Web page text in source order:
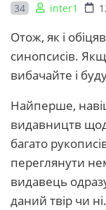
34 inter1
Отож, як і
синопсисів.
вибачайте і
Найперше,
видавництв
багато
переглянути
видавець
даний твір чи ні.